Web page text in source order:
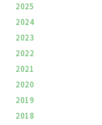
2025
2024
2023
2022
2021
2020
2019
2018